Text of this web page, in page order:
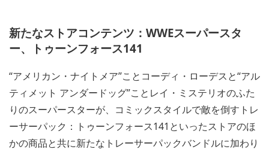
新たなストアコンテンツ：WWEスーパースタ
ー、トゥーンフォース141
“アメリカン・ナイトメア”ことコーディ・ローデスと“アル
ティメット アンダードッグ”ことレイ・ミステリオのふた
りのスーパースターが、コミックスタイルで敵を倒すトレ
ーサーパック：トゥーンフォース141といったストアのほ
かの商品と共に新たなトレーサーパックバンドルに加わり